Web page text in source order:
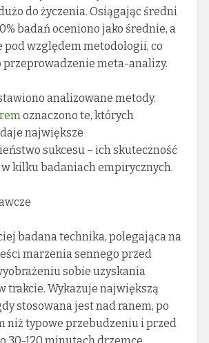
do życzenia. Osiągając średni
badań oceniono jako średnie, a
pod względem metodologii, co
przeprowadzenie meta-analizy.
analizowane metody.
oznaczono te, których
największe
sukcesu – ich skuteczność
kilku badaniach empirycznych.
badana technika, polegająca na
marzenia sennego przed
sobie uzyskania
trakcie. Wykazuje największą
stosowana jest nad ranem, po
niż typowe przebudzeniu i przed